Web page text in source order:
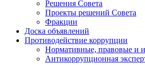
Решения Совета
Проекты решений Совета
Фракции
Доска объявлений
Противодействие коррупции
Нормативные, правовые и
Антикоррупционная